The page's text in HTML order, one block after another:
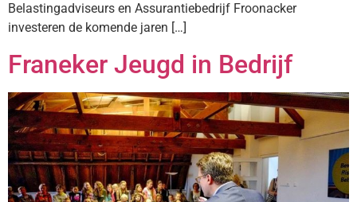
Belastingadviseurs en Assurantiebedrijf Froonacker
investeren de komende jaren […]
Franeker Jeugd in Bedrijf